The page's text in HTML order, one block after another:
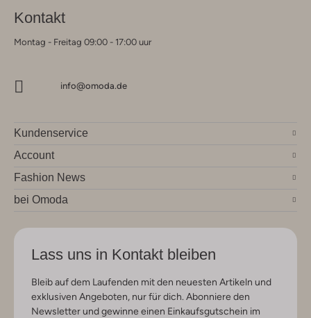
Kontakt
Montag - Freitag 09:00 - 17:00 uur
info@omoda.de
Kundenservice
Account
Fashion News
bei Omoda
Lass uns in Kontakt bleiben
Bleib auf dem Laufenden mit den neuesten Artikeln und
exklusiven Angeboten, nur für dich. Abonniere den
Newsletter und gewinne einen Einkaufsgutschein im